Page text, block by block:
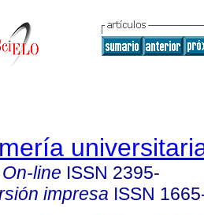
line ISSN 2395-
impresa ISSN